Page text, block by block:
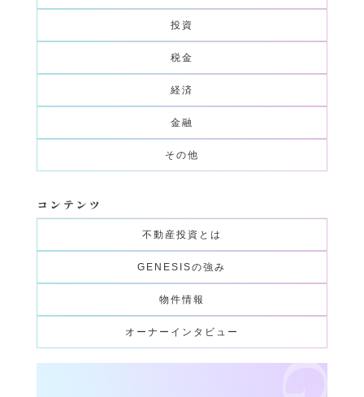
投資
税金
経済
金融
その他
コンテンツ
不動産投資とは
GENESISの強み
物件情報
オーナーインタビュー